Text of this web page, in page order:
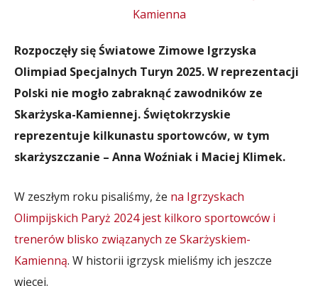
Rozpoczęły się Światowe Zimowe Igrzyska
Olimpiad Specjalnych Turyn 2025. W reprezentacji
Polski nie mogło zabraknąć zawodników ze
Skarżyska-Kamiennej. Świętokrzyskie
reprezentuje kilkunastu sportowców, w tym
skarżyszczanie – Anna Woźniak i Maciej Klimek.
W zeszłym roku pisaliśmy, że na Igrzyskach
Olimpijskich Paryż 2024 jest kilkoro sportowców i
trenerów blisko związanych ze Skarżyskiem-
Kamienną. W historii igrzysk mieliśmy ich jeszcze
więcej.